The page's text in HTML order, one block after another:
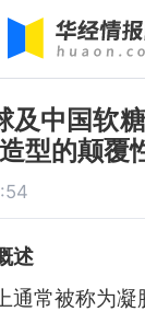
及中国软
型的颠覆
述
通常被称为